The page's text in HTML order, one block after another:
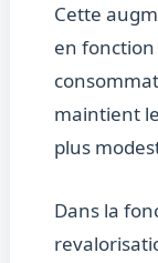
Cette
en fonction
maintient
plus
Dans la